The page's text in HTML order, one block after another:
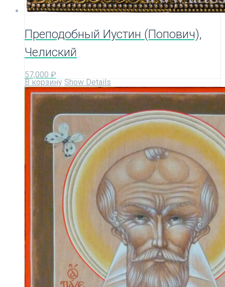
Преподобный Иустин (Попович),
Челиский
57,000 ₽
В корзину Show Details